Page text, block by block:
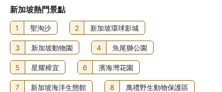
不包餐
11歲以上兒童入住與成人同價
帶更多兒童，請參考以下說明，具體政策因酒店而異
加床政策
此酒店不可加床
新加坡熱門景點
1 聖淘沙 2 新加坡環球影城
3 新加坡動物園 4 魚尾獅公園
5 星耀樟宜 6 濱海灣花園
7 新加坡海洋生態館 8 萬禮野生動物保護區